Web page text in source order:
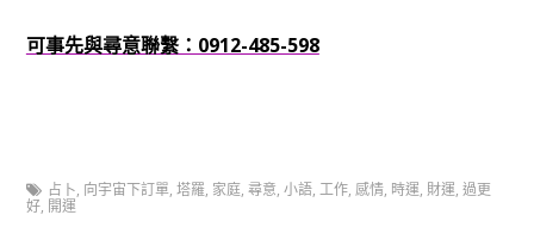
可事先與尋意聯繫：0912-485-598
占卜, 向宇宙下訂單, 塔羅, 家庭, 尋意, 小語, 工作, 感情, 時運, 財運, 過更
好, 開運